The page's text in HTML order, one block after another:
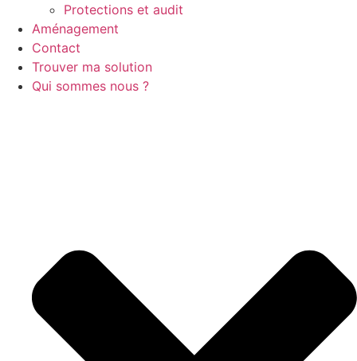
Protections et audit
Aménagement
Contact
Trouver ma solution
Qui sommes nous ?